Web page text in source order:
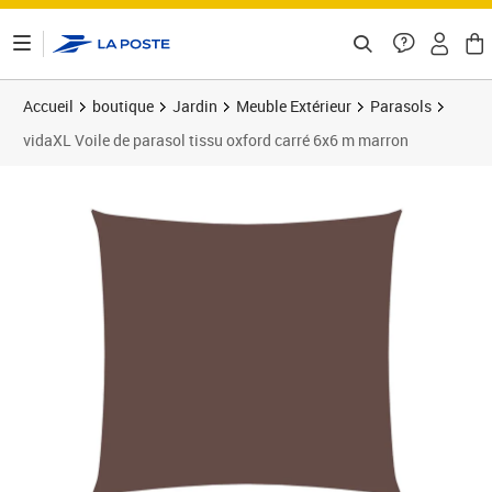
Accueil boutique Jardin Meuble Extérieur
Parasols
vidaXL Voile de parasol tissu oxford carré 6x6 m marron